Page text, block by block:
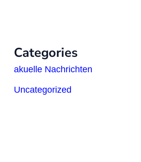
Categories
akuelle Nachrichten
Uncategorized